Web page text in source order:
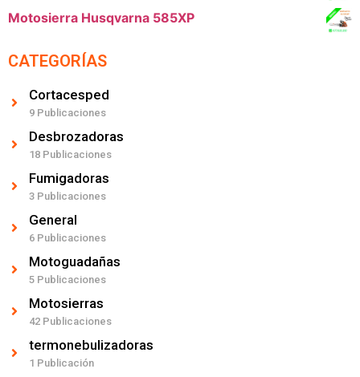
Motosierra Husqvarna 585XP
CATEGORÍAS
Cortacesped
9 Publicaciones
Desbrozadoras
18 Publicaciones
Fumigadoras
3 Publicaciones
General
6 Publicaciones
Motoguadañas
5 Publicaciones
Motosierras
42 Publicaciones
termonebulizadoras
1 Publicación